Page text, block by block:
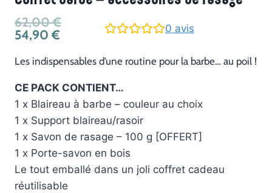
62,00€Le
était :
54,90 €
actuel
54,90 €.
0 avis
Les indispensables d’une routine pour la barbe… au poil !
CE PACK CONTIENT…
1 x Blaireau à barbe – couleur au choix
1 x Support blaireau/rasoir
1 x Savon de rasage – 100 g [OFFERT]
1 x Porte-savon en bois
Le tout emballé dans un joli coffret cadeau
réutilisable